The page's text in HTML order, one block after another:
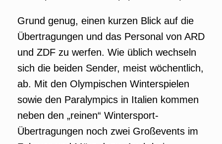
Grund genug, einen kurzen Blick auf die
Übertragungen und das Personal von ARD
und ZDF zu werfen. Wie üblich wechseln
sich die beiden Sender, meist wöchentlich,
ab. Mit den Olympischen Winterspielen
sowie den Paralympics in Italien kommen
neben den „reinen“ Wintersport-
Übertragungen noch zwei Großevents im